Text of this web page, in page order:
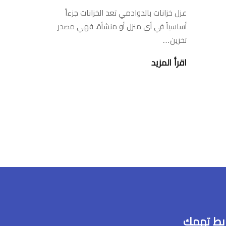
عزل خزانات بالدوادمي تعد الخزانات جزءاً
أساسياً في أي منزل أو منشأة، فهي مصدر
تخزين…
اقرأ المزيد
تهمك